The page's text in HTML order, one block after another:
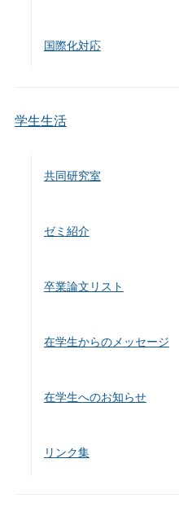
国際化対応
学生生活
共同研究室
ゼミ紹介
卒業論文リスト
在学生からのメッセージ
在学生へのお知らせ
リンク集